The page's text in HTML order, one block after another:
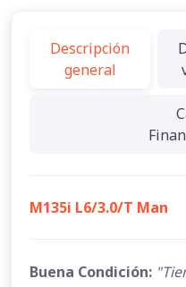
Descripción
general
M135i L6/3.0/T Man
Buena Condición: